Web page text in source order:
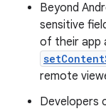
Beyond
sensitive
of their app
remote
Developers